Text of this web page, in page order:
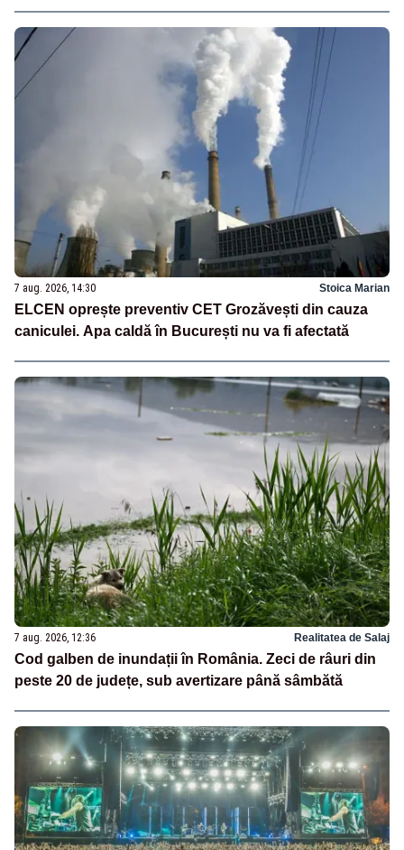
7 aug. 2026, 14:30 Stoica Marian
ELCEN oprește preventiv CET Grozăvești din cauza
caniculei. Apa caldă în București nu va fi afectată
7 aug. 2026, 12:36 Realitatea de Salaj
Cod galben de inundații în România. Zeci de râuri din
peste 20 de județe, sub avertizare până sâmbătă